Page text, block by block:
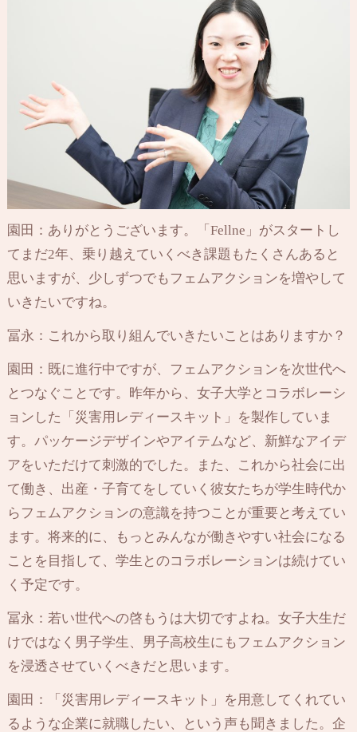
園田：ありがとうございます。「Fellne」がスタートし
てまだ2年、乗り越えていくべき課題もたくさんあると
思いますが、少しずつでもフェムアクションを増やして
いきたいですね。
冨永：これから取り組んでいきたいことはありますか？
園田：既に進行中ですが、フェムアクションを次世代へ
とつなぐことです。昨年から、女子大学とコラボレーシ
ョンした「災害用レディースキット」を製作していま
す。パッケージデザインやアイテムなど、新鮮なアイデ
アをいただけて刺激的でした。また、これから社会に出
て働き、出産・子育てをしていく彼女たちが学生時代か
らフェムアクションの意識を持つことが重要と考えてい
ます。将来的に、もっとみんなが働きやすい社会になる
ことを目指して、学生とのコラボレーションは続けてい
く予定です。
冨永：若い世代への啓もうは大切ですよね。女子大生だ
けではなく男子学生、男子高校生にもフェムアクション
を浸透させていくべきだと思います。
園田：「災害用レディースキット」を用意してくれてい
るような企業に就職したい、という声も聞きました。企